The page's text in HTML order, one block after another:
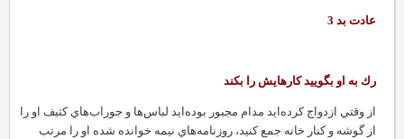
عادت بد 3
رك به او بگوييد كارهايش را بكند
از وقتي ازدواج كرده‌ايد مدام مجبور بوده‌ايد لباس‌ها و جوراب‌هاي كثيف او را
از گوشه و كنار خانه جمع كنيد، روزنامه‌هاي نيمه خوانده شده او را مرتب